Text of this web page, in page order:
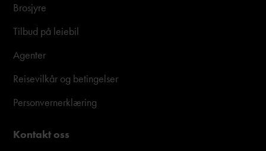
Brosjyre
Tilbud på leiebil
Agenter
Reisevilkår og betingelser
Personvernerklæring
Kontakt oss